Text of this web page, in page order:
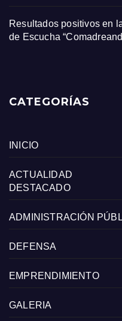
Resultados positivos en
de Escucha
CATEGORÍAS
INICIO
ACTUALIDAD
DESTACADO
ADMINISTRACIÓN
DEFENSA
EMPRENDIMIENTO
GALERIA